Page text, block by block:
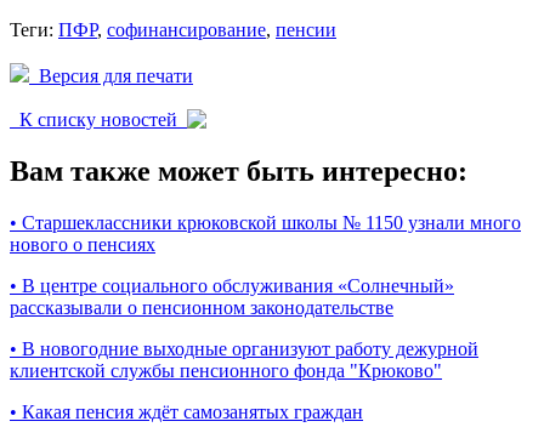
Теги: ПФР, софинансирование, пенсии
Версия для печати
К списку новостей
Вам также может быть интересно:
• Старшеклассники крюковской школы № 1150 узнали много
нового о пенсиях
• В центре социального обслуживания «Солнечный»
рассказывали о пенсионном законодательстве
• В новогодние выходные организуют работу дежурной
клиентской службы пенсионного фонда "Крюково"
• Какая пенсия ждёт самозанятых граждан